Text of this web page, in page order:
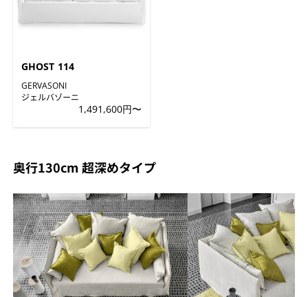
GHOST 114
GERVASONI
ジェルバゾーニ
1,491,600円〜
奥行130cm 超深めタイプ